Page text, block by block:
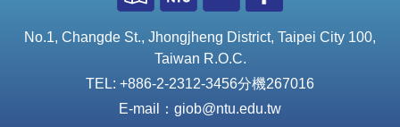
No.1, Changde St., Jhongjheng District, Taipei City 100,
Taiwan R.O.C.
TEL: +886-2-2312-3456分機267016
E-mail：giob@ntu.edu.tw